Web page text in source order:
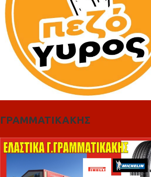
ΓΡΑΜΜΑΤΙΚΑΚΗΣ